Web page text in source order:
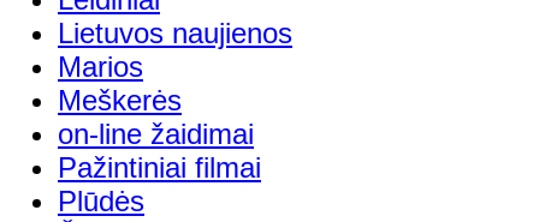
Lietuvos naujienos
Marios
Meškerės
on-line žaidimai
Pažintiniai filmai
Plūdės